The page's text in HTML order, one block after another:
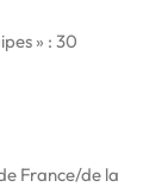
» : 30
France/de la